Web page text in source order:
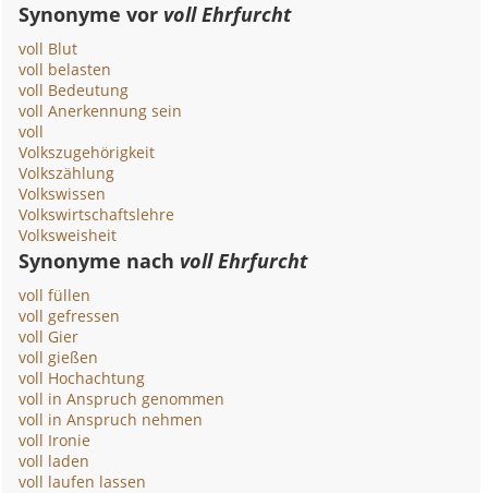
Synonyme vor voll Ehrfurcht
voll Blut
voll belasten
voll Bedeutung
voll Anerkennung sein
voll
Volkszugehörigkeit
Volkszählung
Volkswissen
Volkswirtschaftslehre
Volksweisheit
Synonyme nach voll Ehrfurcht
voll füllen
voll gefressen
voll Gier
voll gießen
voll Hochachtung
voll in Anspruch genommen
voll in Anspruch nehmen
voll Ironie
voll laden
voll laufen lassen